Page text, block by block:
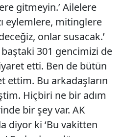
gitmeyin.’ Ailelere
eylemlere, mitinglere
onlar susacak.’
301 gencimizi de
etti. Ben de bütün
ettim. Bu arkadaşların
Hiçbiri ne bir adım
bir şey var. AK
diyor ki ‘Bu vakitten